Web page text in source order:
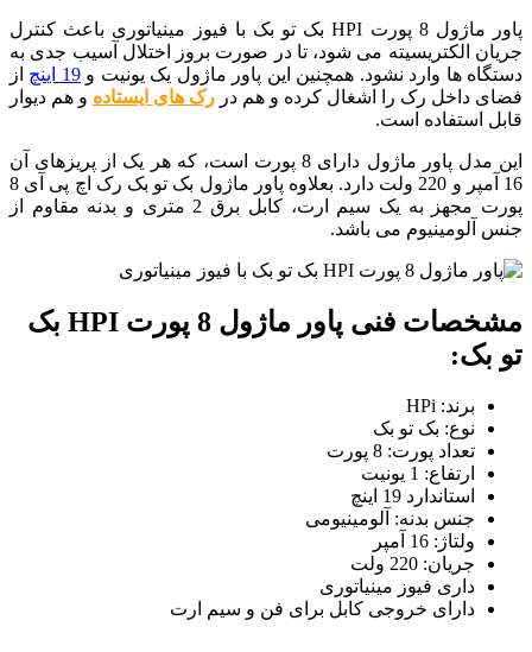
پاور ماژول 8 پورت HPI بک تو بک با فیوز مینیاتوری باعث کنترل
جریان الکتریسیته می شود، تا در صورت بروز اختلال آسیب جدی به
دستگاه ها وارد نشود. همچنین این پاور ماژول یک یونیت و19 اینچ
از
فضای داخل رک را اشغال کرده و هم در رک های ایستاده و هم دیوار
قابل استفاده است.
این مدل پاور ماژول دارای 8 پورت است، که هر یک از پریزهای آن
16 آمپر و 220 ولت دارد. بعلاوه پاور ماژول بک تو بک رک اچ پی آی 8
پورت مجهز به یک سیم ارت، کابل برق 2 متری و بدنه مقاوم از
جنس آلومینیوم می باشد.
مشخصات فنی پاور ماژول 8 پورت HPI بک
تو بک:
برند: HPi
نوع: بک تو بک
تعداد پورت: 8 پورت
ارتفاع: 1 یونیت
استاندارد 19 اینچ
جنس بدنه: آلومینیومی
ولتاژ: 16 آمپر
جریان: 220 ولت
داری فیوز مینیاتوری
دارای خروجی کابل برای فن و سیم ارت